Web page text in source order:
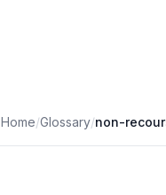
Home/Glossary/non-